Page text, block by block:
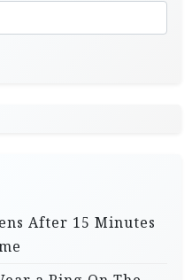
After 15 Minutes